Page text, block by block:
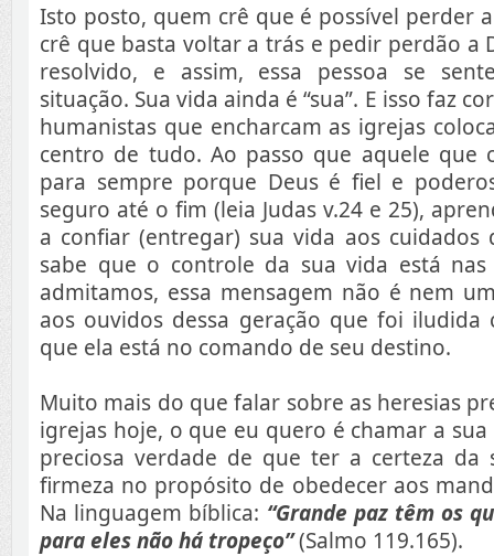
Isto posto, quem crê que é possível perder
crê que basta voltar a trás e pedir perdão a
resolvido, e assim, essa pessoa se
situação. Sua vida ainda é “sua”. E isso faz
humanistas que encharcam as igrejas
centro de tudo. Ao passo que aquele que
para sempre porque Deus é fiel e
seguro até o fim (leia Judas v.24 e 25),
a confiar (entregar) sua vida aos cuidados
sabe que o controle da sua vida está nas
admitamos, essa mensagem não é nem
aos ouvidos dessa geração que foi
que ela está no comando de seu destino.
Muito mais do que falar sobre as heresias
igrejas hoje, o que eu quero é chamar a sua
preciosa verdade de que ter a certeza da
firmeza no propósito de obedecer aos
Na linguagem bíblica: “Grande paz têm os
para eles não há tropeço”(Salmo 119.165).